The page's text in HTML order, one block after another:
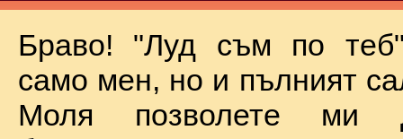
Браво! "Луд съм по
само мен, но и пълният
Моля позволете ми